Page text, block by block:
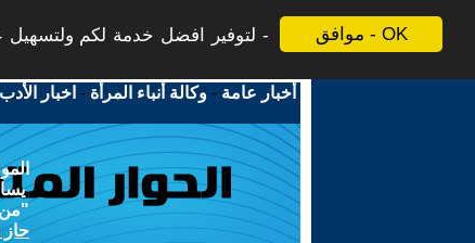
موافق - OK
لتوفير افضل خدمة لكم ولتسهيل
أخبار عامة -وكالة أنباء المرأة - اخبار
"من
حاز